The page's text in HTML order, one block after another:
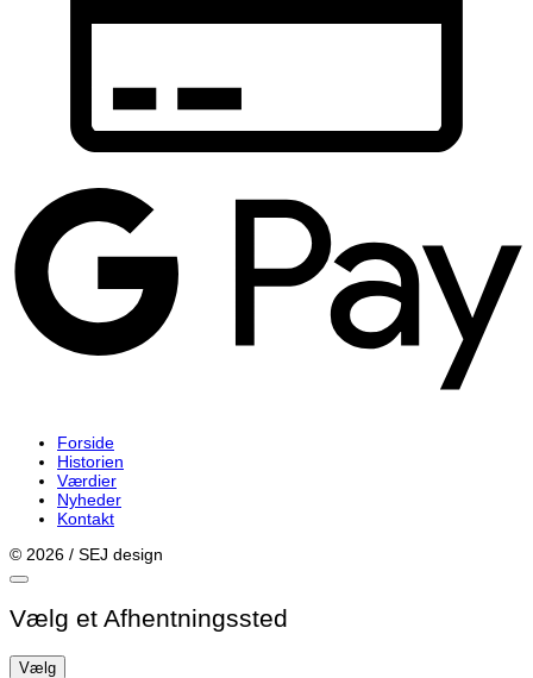
Forside
Historien
Værdier
Nyheder
Kontakt
© 2026 / SEJ design
Vælg et Afhentningssted
Vælg